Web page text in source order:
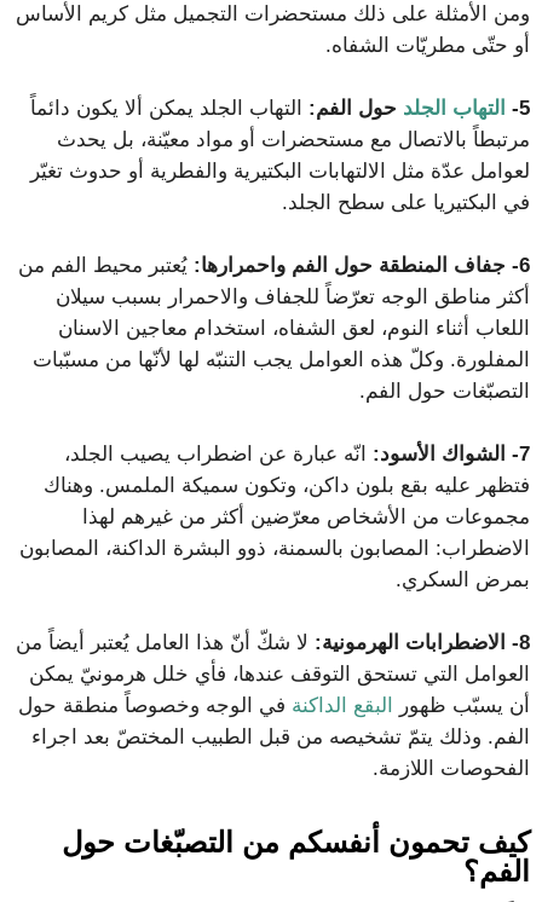
ومن الأمثلة على ذلك مستحضرات التجميل مثل كريم الأساس
أو حتّى مطريّات الشفاه.
5- التهاب الجلد حول الفم: التهاب الجلد يمكن ألا يكون دائماً
مرتبطاً بالاتصال مع مستحضرات أو مواد معيّنة، بل يحدث
لعوامل عدّة مثل الالتهابات البكتيرية والفطرية أو حدوث تغيّر
في البكتيريا على سطح الجلد.
6- جفاف المنطقة حول الفم واحمرارها: يُعتبر محيط الفم من
أكثر مناطق الوجه تعرّضاً للجفاف والاحمرار بسبب سيلان
اللعاب أثناء النوم، لعق الشفاه، استخدام معاجين الاسنان
المفلورة. وكلّ هذه العوامل يجب التنبّه لها لأنّها من مسبّبات
التصبّغات حول الفم.
7- الشواك الأسود: انّه عبارة عن اضطراب يصيب الجلد،
فتظهر عليه بقع بلون داكن، وتكون سميكة الملمس. وهناك
مجموعات من الأشخاص معرّضين أكثر من غيرهم لهذا
الاضطراب: المصابون بالسمنة، ذوو البشرة الداكنة، المصابون
بمرض السكري.
8- الاضطرابات الهرمونية: لا شكّ أنّ هذا العامل يُعتبر أيضاً من
العوامل التي تستحق التوقف عندها، فأي خلل هرمونيّ يمكن
أن يسبّب ظهور
البقع الداكنة في الوجه وخصوصاً منطقة حول
الفم. وذلك يتمّ تشخيصه من قبل الطبيب المختصّ بعد اجراء
الفحوصات اللازمة.
كيف تحمون أنفسكم من التصبّغات حول
الفم؟